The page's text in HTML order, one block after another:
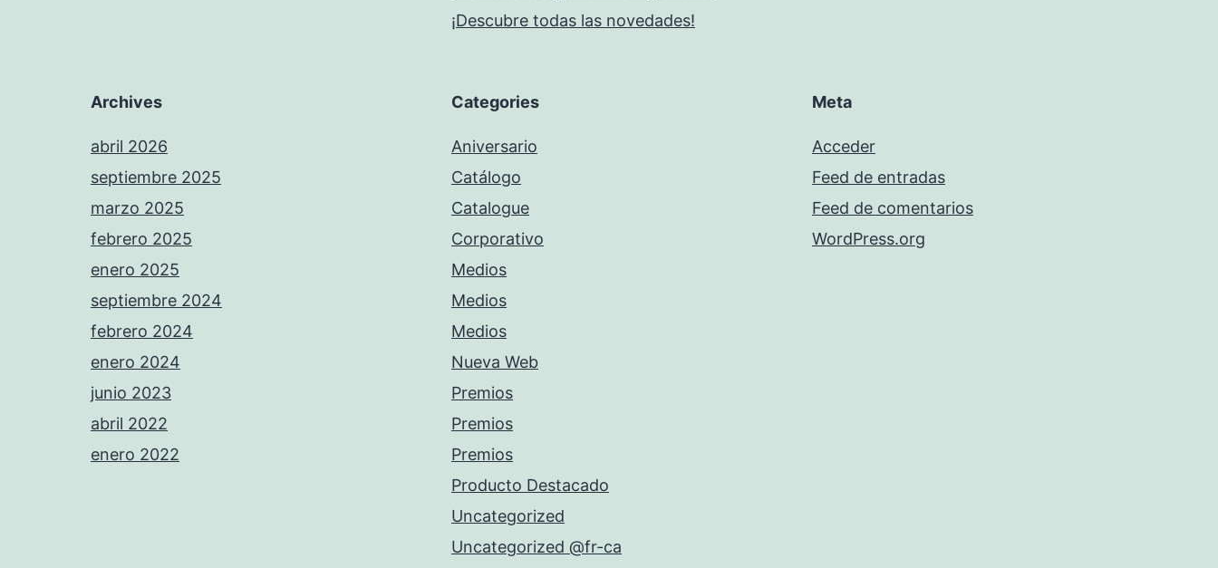
¡Descubre todas las novedades!
Archives
abril 2026
septiembre 2025
marzo 2025
febrero 2025
enero 2025
septiembre 2024
febrero 2024
enero 2024
junio 2023
abril 2022
enero 2022
Categories
Aniversario
Catálogo
Catalogue
Corporativo
Medios
Medios
Medios
Nueva Web
Premios
Premios
Premios
Producto Destacado
Uncategorized
Uncategorized @fr-ca
Meta
Acceder
Feed de entradas
Feed de comentarios
WordPress.org